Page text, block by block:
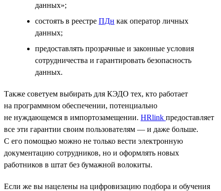
данных»;
состоять в реестре ПДн как оператор личных
данных;
предоставлять прозрачные и законные условия
сотрудничества и гарантировать безопасность
данных.
Также советуем выбирать для КЭДО тех, кто работает
на программном обеспечении, потенциально
не нуждающемся в импортозамещении. HRlink предоставляет
все эти гарантии своим пользователям — и даже больше.
С его помощью можно не только вести электронную
документацию сотрудников, но и оформлять новых
работников в штат без бумажной волокиты.
Если же вы нацелены на цифровизацию подбора и обучения